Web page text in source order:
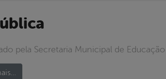
pela Secretaria Municipal de